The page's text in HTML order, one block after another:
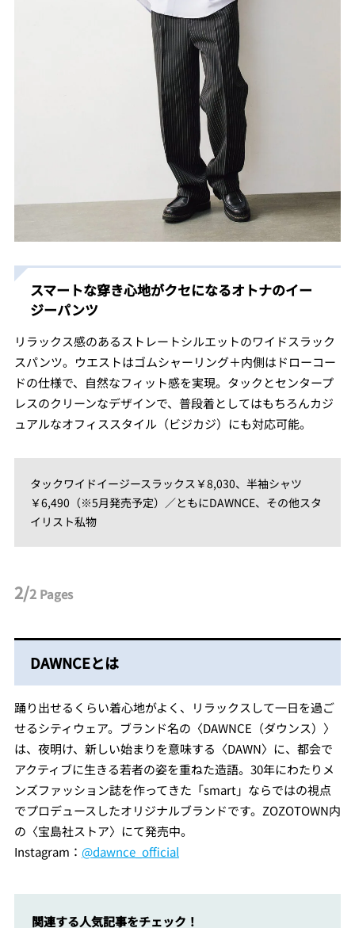
スマートな穿き心地がクセになるオトナのイー
ジーパンツ
リラックス感のあるストレートシルエットのワイドスラック
スパンツ。ウエストはゴムシャーリング＋内側はドローコー
ドの仕様で、自然なフィット感を実現。タックとセンタープ
レスのクリーンなデザインで、普段着としてはもちろんカジ
ュアルなオフィススタイル（ビジカジ）にも対応可能。
タックワイドイージースラックス￥8,030、半袖シャツ
￥6,490（※5月発売予定）／ともにDAWNCE、その他スタ
イリスト私物
2/2 Pages
DAWNCEとは
踊り出せるくらい着心地がよく、リラックスして一日を過ご
せるシティウェア。ブランド名の〈DAWNCE（ダウンス）〉
は、夜明け、新しい始まりを意味する〈DAWN〉に、都会で
アクティブに生きる若者の姿を重ねた造語。30年にわたりメ
ンズファッション誌を作ってきた「smart」ならではの視点
でプロデュースしたオリジナルブランドです。ZOZOTOWN内
の〈宝島社ストア〉にて発売中。
Instagram： @dawnce_official
関連する人気記事をチェック！